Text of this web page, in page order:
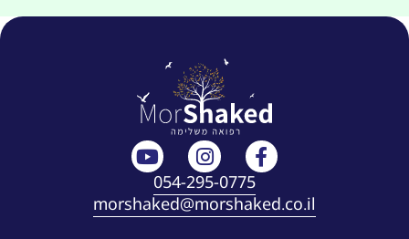
054-295-0775
morshaked@morshaked.co.il